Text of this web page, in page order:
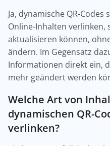
Ja, dynamische QR-Codes
Online-Inhalten verlinken,
aktualisieren können,
ändern. Im Gegensatz
Informationen direkt ein,
mehr geändert werden
Welche Art von
dynamischen QR-
verlinken?